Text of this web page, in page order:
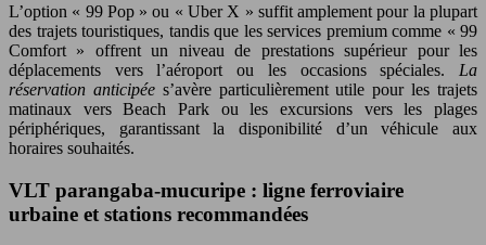
L’option « 99 Pop » ou « Uber X » suffit amplement pour la plupart
des trajets touristiques, tandis que les services premium comme « 99
Comfort » offrent un niveau de prestations supérieur pour les
déplacements vers l’aéroport ou les occasions spéciales. La
réservation anticipées’avère particulièrement utile pour les trajets
matinaux vers Beach Park ou les excursions vers les plages
périphériques, garantissant la disponibilité d’un véhicule aux
horaires souhaités.
VLT parangaba-mucuripe : ligne ferroviaire
urbaine et stations recommandées